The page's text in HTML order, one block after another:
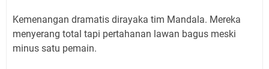
Kemenangan dramatis dirayaka tim Mandala. Mereka
menyerang total tapi pertahanan lawan bagus meski
minus satu pemain.